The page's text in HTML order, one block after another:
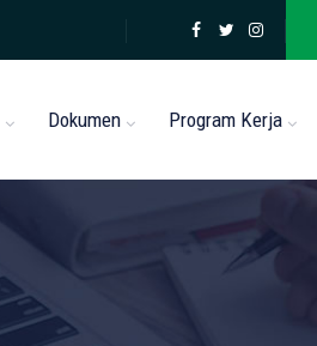
Dokumen Program Kerja